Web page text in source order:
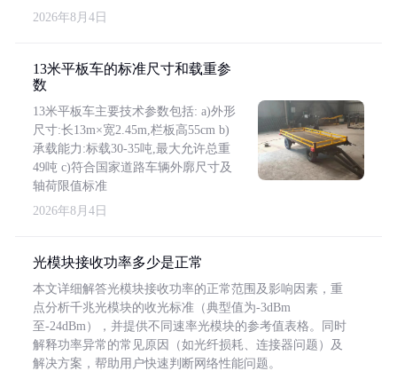
2026年8月4日
13米平板车的标准尺寸和载重参
数
13米平板车主要技术参数包括: a)外形
尺寸:长13m×宽2.45m,栏板高55cm b)
承载能力:标载30-35吨,最大允许总重
49吨 c)符合国家道路车辆外廓尺寸及
轴荷限值标准
2026年8月4日
光模块接收功率多少是正常
本文详细解答光模块接收功率的正常范围及影响因素，重
点分析千兆光模块的收光标准（典型值为-3dBm
至-24dBm），并提供不同速率光模块的参考值表格。同时
解释功率异常的常见原因（如光纤损耗、连接器问题）及
解决方案，帮助用户快速判断网络性能问题。